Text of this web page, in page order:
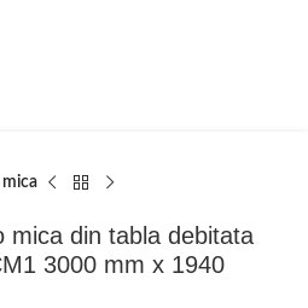
mica
mica din tabla debitata
3000 mm x 1940